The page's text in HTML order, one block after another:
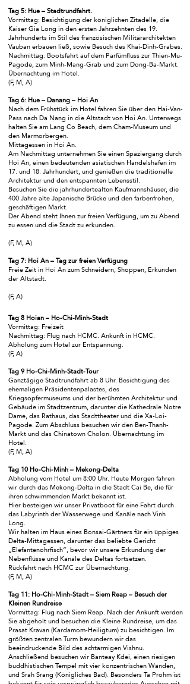
Tag 5: Hue – Stadtrundfahrt.
Vormittag: Besichtigung der königlichen Zitadelle, die
Kaiser Gia Long in den ersten Jahrzehnten des 19.
Jahrhunderts im Stil des französischen Militärarchitekten
Vauban erbauen ließ, sowie Besuch des Khai-Dinh-Grabes.
Nachmittag: Bootsfahrt auf dem Parfümfluss zur Thien-Mu-
Pagode, zum Minh-Mang-Grab und zum Dong-Ba-Markt.
Übernachtung im Hotel.
(F, M, A)
Tag 6: Hue – Danang – Hoi An
Nach dem Frühstück im Hotel fahren Sie über den Hai-Van-
Pass nach Da Nang in die Altstadt von Hoi An. Unterwegs
halten Sie am Lang Co Beach, dem Cham-Museum und
den Marmorbergen.
Mittagessen in Hoi An.
Am Nachmittag unternehmen Sie einen Spaziergang durch
Hoi An, einen bedeutenden asiatischen Handelshafen im
17. und 18. Jahrhundert, und genießen die traditionelle
Architektur und den entspannten Lebensstil.
Besuchen Sie die jahrhundertealten Kaufmannshäuser, die
400 Jahre alte Japanische Brücke und den farbenfrohen,
geschäftigen Markt.
Der Abend steht Ihnen zur freien Verfügung, um zu Abend
zu essen und die Stadt zu erkunden.
(F, M, A)
Tag 7: Hoi An – Tag zur freien Verfügung
Freie Zeit in Hoi An zum Schneidern, Shoppen, Erkunden
der Altstadt.
(F, A)
Tag 8 Hoian – Ho-Chi-Minh-Stadt
Vormittag: Freizeit
Nachmittag: Flug nach HCMC. Ankunft in HCMC.
Abholung zum Hotel zur Entspannung.
(F, A)
Tag 9 Ho-Chi-Minh-Stadt-Tour
Ganztägige Stadtrundfahrt ab 8 Uhr. Besichtigung des
ehemaligen Präsidentenpalastes, des
Kriegsopfermuseums und der berühmten Architektur und
Gebäude im Stadtzentrum, darunter die Kathedrale Notre
Dame, das Rathaus, das Stadttheater und die Xa-Loi-
Pagode. Zum Abschluss besuchen wir den Ben-Thanh-
Markt und das Chinatown Cholon. Übernachtung im
Hotel.
(F, M, A)
Tag 10 Ho-Chi-Minh – Mekong-Delta
Abholung vom Hotel um 8:00 Uhr. Heute Morgen fahren
wir durch das Mekong-Delta in die Stadt Cai Be, die für
ihren schwimmenden Markt bekannt ist.
Hier besteigen wir unser Privatboot für eine Fahrt durch
das Labyrinth der Wasserwege und Kanäle nach Vinh
Long.
Wir halten im Haus eines Bonsai-Gärtners für ein üppiges
Delta-Mittagessen, darunter das beliebte Gericht
„Elefantenohrfisch“, bevor wir unsere Erkundung der
Nebenflüsse und Kanäle des Deltas fortsetzen.
Rückfahrt nach HCMC zur Übernachtung.
(F, M, A)
Tag 11: Ho-Chi-Minh-Stadt – Siem Reap – Besuch der
Kleinen Rundreise
Vormittag: Flug nach Siem Reap. Nach der Ankunft werden
Sie abgeholt und besuchen die Kleine Rundreise, um das
Prasat Kravan (Kardamom-Heiligtum) zu besichtigen. Im
größten zentralen Turm bewundern wir das
beeindruckende Bild des achtarmigen Vishnu.
Anschließend besuchen wir Banteay Kdei, einen riesigen
buddhistischen Tempel mit vier konzentrischen Wänden,
und Srah Srang (Königliches Bad). Besonders Ta Prohm ist